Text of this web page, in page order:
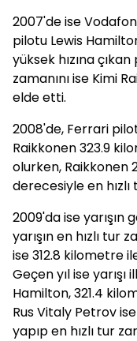
2007'de ise
pilotu Lewis
yüksek hızına
zamanını ise Kimi
elde etti.
2008'de, Ferrari
Raikkonen 323.9
olurken, Raikkonen
derecesiyle en hızlı
2009'da ise yarışın
yarışın en hızlı tur
ise 312.8 kilometre
Geçen yıl ise
Hamilton, 321.4
Rus Vitaly Petrov
yapıp en hızlı tur